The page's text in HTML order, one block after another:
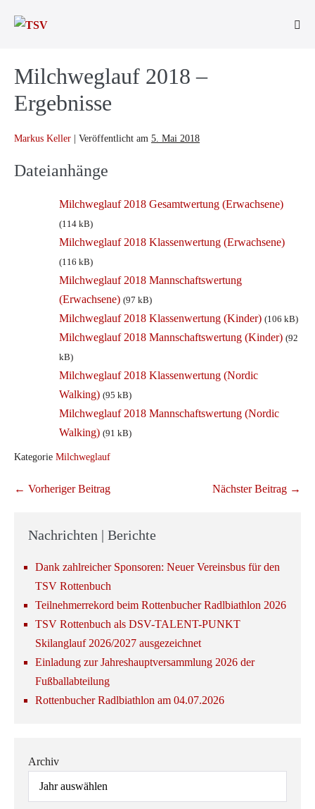
Inhalt
Milchweglauf 2018 –
Ergebnisse
Markus Keller Veröffentlicht am 5. Mai 2018
Dateianhänge
Milchweglauf 2018 Gesamtwertung (Erwachsene)
(114 kB)
Milchweglauf 2018 Klassenwertung (Erwachsene)
(116 kB)
Milchweglauf 2018 Mannschaftswertung
(Erwachsene) (97 kB)
Milchweglauf 2018 Klassenwertung (Kinder) (106 kB)
Milchweglauf 2018 Mannschaftswertung (Kinder) (92
kB)
Milchweglauf 2018 Klassenwertung (Nordic
Walking) (95 kB)
Milchweglauf 2018 Mannschaftswertung (Nordic
Walking) (91 kB)
Kategorie Milchweglauf
Beitragsnavigation
← Vorheriger Beitrag Nächster Beitrag →
Nachrichten | Berichte
Dank zahlreicher Sponsoren: Neuer Vereinsbus für den
TSV Rottenbuch
Teilnehmerrekord beim Rottenbucher Radlbiathlon 2026
TSV Rottenbuch als DSV-TALENT-PUNKT
Skilanglauf 2026/2027 ausgezeichnet
Einladung zur Jahreshauptversammlung 2026 der
Fußballabteilung
Rottenbucher Radlbiathlon am 04.07.2026
Archiv